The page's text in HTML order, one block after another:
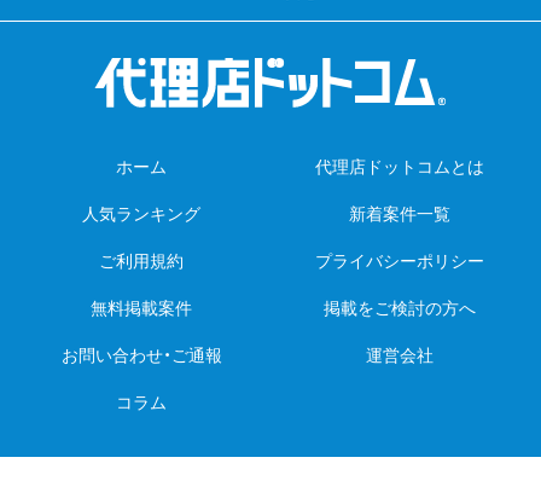
ホーム 代理店ドットコムとは
人気ランキング 新着案件一覧
ご利用規約 プライバシーポリシー
無料掲載案件 掲載をご検討の方へ
お問い合わせ・ご通報 運営会社
コラム